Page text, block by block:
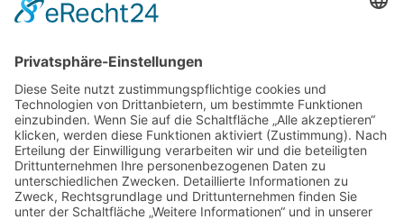
WEITERE INFOS
Datenschutz
Impressum
AGB
Cookie-Einstellungen
Jobs & Karriere